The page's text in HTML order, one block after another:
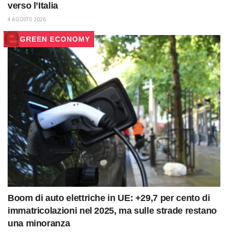
verso l’Italia
4 AGOSTO 2026
GREEN ECONOMY
Boom di auto elettriche in UE: +29,7 per cento di
immatricolazioni nel 2025, ma sulle strade restano
una minoranza